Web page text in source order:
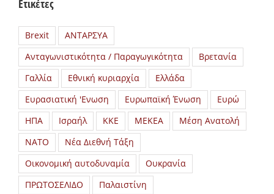
Ετικέτες
Brexit
ΑΝΤΑΡΣΥΑ
Ανταγωνιστικότητα / Παραγωγικότητα
Βρετανία
Γαλλία
Εθνική κυριαρχία
Ελλάδα
Ευρασιατική 'Ενωση
Ευρωπαϊκή Ένωση
Ευρώ
ΗΠΑ
Ισραήλ ΚΚΕ ΜΕΚΕΑ
Μέση Ανατολή
ΝΑΤΟ
Νέα Διεθνή Τάξη
Οικονομική αυτοδυναμία
Ουκρανία
ΠΡΩΤΟΣΕΛΙΔΟ
Παλαιστίνη